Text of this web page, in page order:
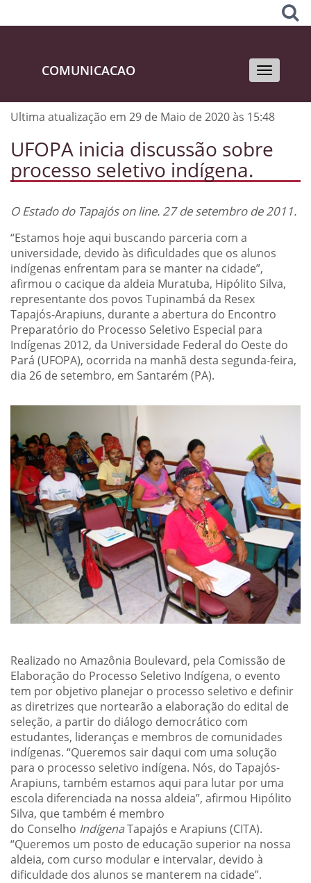
Toggle
COMUNICACAO
Ultima atualização em 29 de Maio de 2020 às 15:48
UFOPA inicia discussão sobre
processo seletivo indígena.
O Estado do Tapajós on line. 27 de setembro de 2011.
“Estamos hoje aqui buscando parceria com a
universidade, devido às dificuldades que os alunos
indígenas enfrentam para se manter na cidade”,
afirmou o cacique da aldeia Muratuba, Hipólito Silva,
representante dos povos Tupinambá da Resex
Tapajós-Arapiuns, durante a abertura do Encontro
Preparatório do Processo Seletivo Especial para
Indígenas 2012, da Universidade Federal do Oeste do
Pará (UFOPA), ocorrida na manhã desta segunda-feira,
dia 26 de setembro, em Santarém (PA).
Realizado no Amazônia Boulevard, pela Comissão de
Elaboração do Processo Seletivo Indígena, o evento
tem por objetivo planejar o processo seletivo e definir
as diretrizes que nortearão a elaboração do edital de
seleção, a partir do diálogo democrático com
estudantes, lideranças e membros de comunidades
indígenas. “Queremos sair daqui com uma solução
para o processo seletivo indígena. Nós, do Tapajós-
Arapiuns, também estamos aqui para lutar por uma
escola diferenciada na nossa aldeia”, afirmou Hipólito
Silva, que também é membro
do Conselho IndígenaTapajós e Arapiuns (CITA).
“Queremos um posto de educação superior na nossa
aldeia, com curso modular e intervalar, devido à
dificuldade dos alunos se manterem na cidade”.